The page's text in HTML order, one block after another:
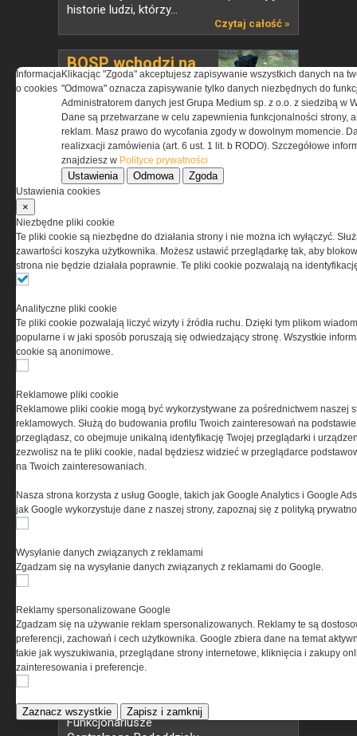
historie ludzi, którzy...
Czytaj całość »
BOSP wchodzi na
polski rynek....
Słowacka marka BOSP
należy do rodzinnej firmy OBUV-ŠPECIÁL
z siedzibą w Bardejowie. To europejski
producent obuwia profesjonalnego, który
od lat koncentruje się na segmencie
wojskowym, policyjnym i...
więcej »
Skuteczna samoobrona bez
formalności
na to poświęcić czas oraz pieniądze.
Jeżeli więc ktoś działa profilaktycznie
i zależy mu na skutecznych narzędziach
do samoobrony,...
Czytaj całość »
WZD KaOSG
podsumował
Pierwsze sześć miesięcy
2026 roku było dla funkcjonariuszy
Wydziału Zabezpieczenia Działań
okresem intensywnego szkolenia
i doskonalenia umiejętności....
Czytaj całość »
Kontrterroryści
Funkcjonariusze
Informacja
o cookies
Klikacjąc "Zgoda" akceptujesz zapisywanie wszystkich danych na
"Odmowa" oznacza zapisywanie tylko danych niezbędnych do
Administratorem danych jest Grupa Medium sp. z o.o. z siedzibą w
Dane są przetwarzane w celu zapewnienia funkcjonalności strony,
reklam. Masz prawo do wycofania zgody w dowolnym momencie.
realizxacji zamówienia (art. 6 ust. 1 lit. b RODO). Szczegółowe
znajdziesz w Polityce prywatności
Ustawienia Odmowa Zgoda
Ustawienia cookies
×
Niezbędne pliki cookie
Te pliki cookie są niezbędne do działania strony i nie można ich wyłączyć.
zawartości koszyka użytkownika. Możesz ustawić przeglądarkę tak, aby
strona nie będzie działała poprawnie. Te pliki cookie pozwalają na
Analityczne pliki cookie
Te pliki cookie pozwalają liczyć wizyty i źródła ruchu. Dzięki tym plikom
popularne i w jaki sposób poruszają się odwiedzający stronę. Wszystkie
cookie są anonimowe.
Reklamowe pliki cookie
Reklamowe pliki cookie mogą być wykorzystywane za pośrednictwem naszej
reklamowych. Służą do budowania profilu Twoich zainteresowań na
przeglądasz, co obejmuje unikalną identyfikację Twojej przeglądarki i
zezwolisz na te pliki cookie, nadal będziesz widzieć w przeglądarce
na Twoich zainteresowaniach.
Nasza strona korzysta z usług Google, takich jak Google Analytics i Google
jak Google wykorzystuje dane z naszej strony, zapoznaj się z polityką
Wysyłanie danych związanych z reklamami
Zgadzam się na wysyłanie danych związanych z reklamami do Google.
Reklamy spersonalizowane Google
Zgadzam się na używanie reklam spersonalizowanych. Reklamy te są
preferencji, zachowań i cech użytkownika. Google zbiera dane na temat
takie jak wyszukiwania, przeglądane strony internetowe, kliknięcia i zakupy
zainteresowania i preferencje.
Zaznacz wszystkie Zapisz i zamknij